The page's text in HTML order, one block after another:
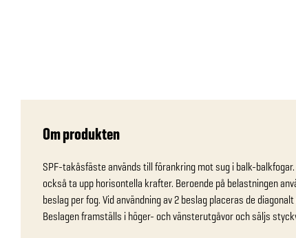
Om produkten
SPF-takåsfäste används till förankring mot sug i balk-
också ta upp horisontella krafter. Beroende på belastningen
beslag per fog. Vid användning av 2 beslag placeras de
Beslagen framställs i höger- och vänsterutgåvor och säljs